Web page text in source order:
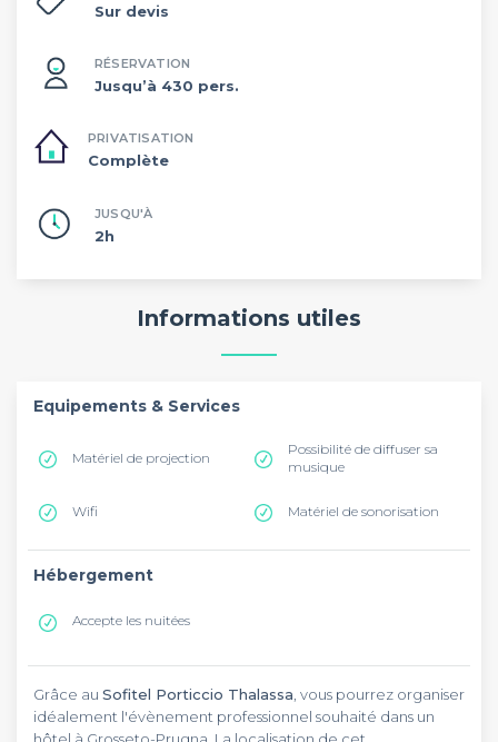
Sur devis
RÉSERVATION
Jusqu’à 430 pers.
PRIVATISATION
Complète
JUSQU'À
2h
Informations utiles
Equipements & Services
Matériel de projection
Possibilité de diffuser sa
musique
Wifi Matériel de sonorisation
Hébergement
Accepte les nuitées
Grâce au Sofitel Porticcio Thalassa , vous pourrez organiser
idéalement l'évènement professionnel souhaité dans un
hôtel à Grosseto-Prugna. La localisation de cet